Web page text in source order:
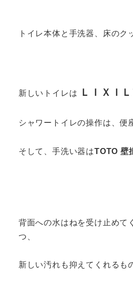
トイレ本体と手洗器、床の
新しいトイレは ＬＩＸＩ
シャワートイレの操作は、便
そして、手洗い器はTOTO 壁
背面への水はねを受け止めて
つ、
新しい汚れも抑えてくれるも